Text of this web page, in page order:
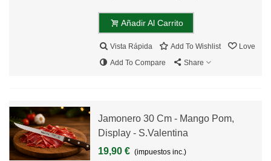
Añadir Al Carrito
Vista Rápida Add To Wishlist
Love
Add To Compare
Share
Jamonero 30 Cm - Mango Pom,
Display - S.Valentina
19,90 € (impuestos inc.)